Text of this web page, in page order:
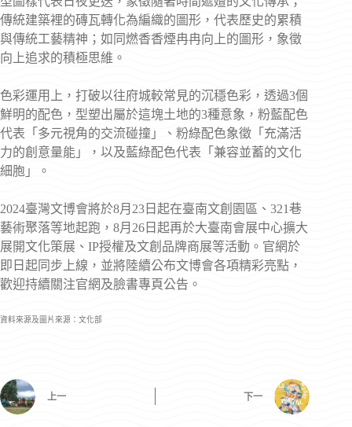
傳統建築裡的磚瓦轉化為編織的圖形，代表歷史的累積
與傳統工藝精神；如同燃香香煙冉冉向上的圖形，象徵
向上追求的積極思維。
色彩運用上，打破以往府城較常見的沉穩色彩，透過3個
鮮明的配色，型塑出屬於這塊土地的3種意象，粉藍配色
代表「多元視角的交流碰撞」、粉綠配色象徵「充滿活
力的創意量能」，以及藍綠配色代表「兼容並蓄的文化
細胞」。
2024臺灣文博會將於8月23日起在臺南文創園區、321巷
藝術聚落等地起跑，8月26日起再於大臺南會展中心擴大
展開文化策展、IP授權及文創品牌商展等活動。官網於
即日起同步上線，並將陸續公布文博會各項精彩亮點，
歡迎持續關注官網及臉書專頁公告。
資料來源及圖片來源：文化部
上一 下一